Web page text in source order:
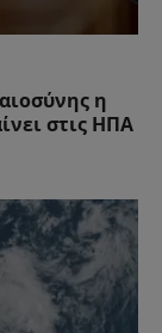
η
στις ΗΠΑ